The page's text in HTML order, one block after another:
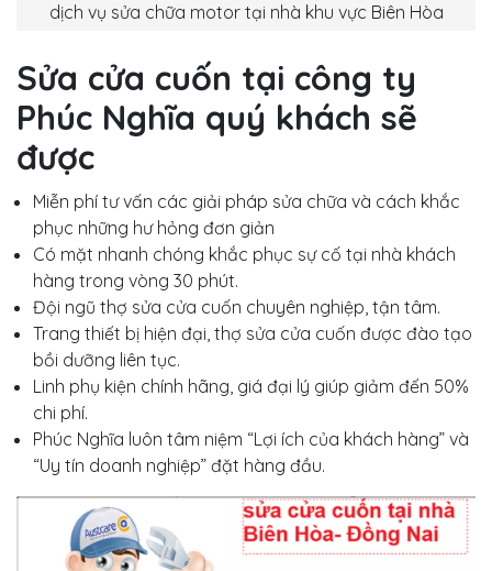
dịch vụ sửa chữa motor tại nhà khu vực Biên Hòa
Sửa cửa cuốn tại công ty
Phúc Nghĩa quý khách sẽ
được
Miễn phí tư vấn các giải pháp sửa chữa và cách khắc
phục những hư hỏng đơn giản
Có mặt nhanh chóng khắc phục sự cố tại nhà khách
hàng trong vòng 30 phút.
Đội ngũ thợ sửa cửa cuốn chuyên nghiệp, tận tâm.
Trang thiết bị hiện đại, thợ sửa cửa cuốn được đào tạo
bồi dưỡng liên tục.
Linh phụ kiện chính hãng, giá đại lý giúp giảm đến 50%
chi phí.
Phúc Nghĩa luôn tâm niệm “Lợi ích của khách hàng” và
“Uy tín doanh nghiệp” đặt hàng đầu.